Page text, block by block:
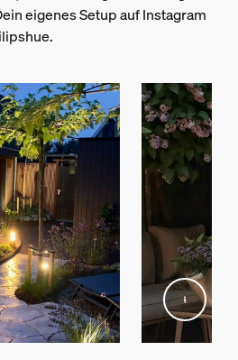
eigenes Setup auf Instagram